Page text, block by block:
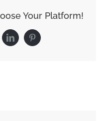
Your Platform!
LinkedInPinterest